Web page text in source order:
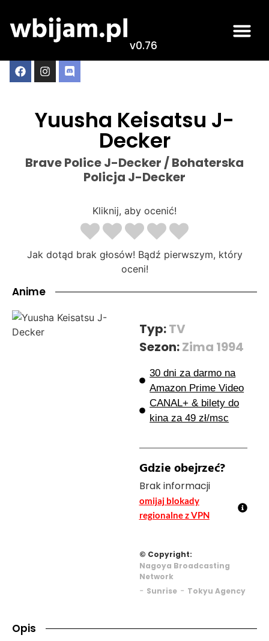
v0.76
Yuusha Keisatsu J-
Decker
Brave Police J-Decker / Bohaterska
Policja J-Decker
Kliknij, aby ocenić!
Jak dotąd brak głosów! Bądź pierwszym, który
oceni!
Anime
Typ:TV
Sezon:Zima 1994
30 dni za darmo na
Amazon Prime Video
CANAL+ & bilety do
kina za 49 zł/msc
Gdzie obejrzeć?
Brak informacji
omijaj blokady
regionalne z VPN
© Copyright:
Nagoya Broadcasting
Network
- Sunrise- Tokyu Agency
Opis